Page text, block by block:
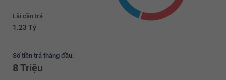
Lãi cần trả
1.23 Tỷ
Số tiền trả tháng đầu:
8 Triệu